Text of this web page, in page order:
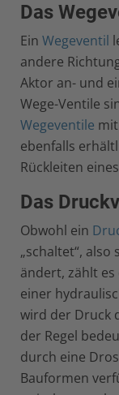
Das
Ein Wegeventil
andere
Aktor an- und
Wege-Ventile
Wegeventile
ebenfalls
Rückleiten
Das
Obwohl ein
„schaltet“,
ändert, zählt
einer
wird der Druck
der Regel
durch eine
Bauformen